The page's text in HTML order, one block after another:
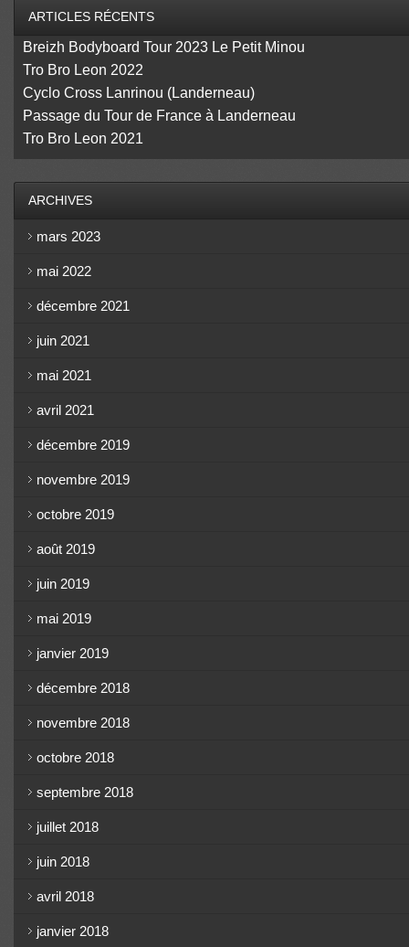
ARTICLES RÉCENTS
Breizh Bodyboard Tour 2023 Le Petit Minou
Tro Bro Leon 2022
Cyclo Cross Lanrinou (Landerneau)
Passage du Tour de France à Landerneau
Tro Bro Leon 2021
ARCHIVES
mars 2023
mai 2022
décembre 2021
juin 2021
mai 2021
avril 2021
décembre 2019
novembre 2019
octobre 2019
août 2019
juin 2019
mai 2019
janvier 2019
décembre 2018
novembre 2018
octobre 2018
septembre 2018
juillet 2018
juin 2018
avril 2018
janvier 2018